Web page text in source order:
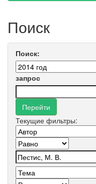
Поиск
Поиск:
запрос
Текущие фильтры: